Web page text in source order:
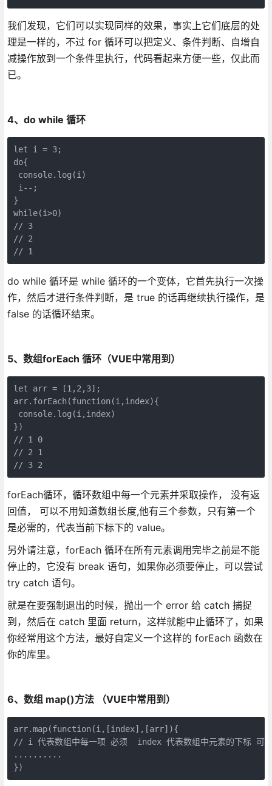
我们发现，它们可以实现同样的效果，事实上它们底层的处
理是一样的，不过 for 循环可以把定义、条件判断、自增自
减操作放到一个条件里执行，代码看起来方便一些，仅此而
已。
4、do while 循环
let i = 3;
do{
console.log(i)
i--;
}
while(i>0)
// 3
// 2
// 1
do while 循环是 while 循环的一个变体，它首先执行一次操
作，然后才进行条件判断，是 true 的话再继续执行操作，是
false 的话循环结束。
5、数组forEach 循环（VUE中常用到）
let arr = [1,2,3];
arr.forEach(function(i,index){
console.log(i,index)
})
// 1 0
// 2 1
// 3 2
forEach循环，循环数组中每一个元素并采取操作， 没有返
回值， 可以不用知道数组长度,他有三个参数，只有第一个
是必需的，代表当前下标下的 value。
另外请注意，forEach 循环在所有元素调用完毕之前是不能
停止的，它没有 break 语句，如果你必须要停止，可以尝试
try catch 语句。
就是在要强制退出的时候，抛出一个 error 给 catch 捕捉
到，然后在 catch 里面 return，这样就能中止循环了，如果
你经常用这个方法，最好自定义一个这样的 forEach 函数在
你的库里。
6、数组 map()方法 （VUE中常用到）
arr.map(function(i,[index],[arr]){
// i 代表数组中每一项 必须  index 代表数组中元素的下标 可
..........
})